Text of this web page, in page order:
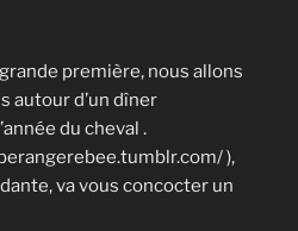
première, nous allons
autour d’un dîner
du cheval .
),
va vous concocter un